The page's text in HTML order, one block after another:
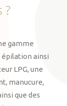
?
gamme
épilation ainsi
LPG, une
manucure,
que des